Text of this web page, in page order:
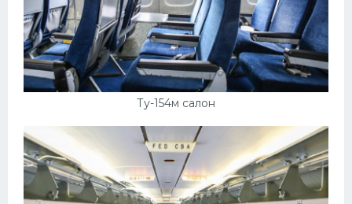
Ту-154м салон
Вольво
БМВ
МАЗ
Мерседес
Фольксваген
Лексус